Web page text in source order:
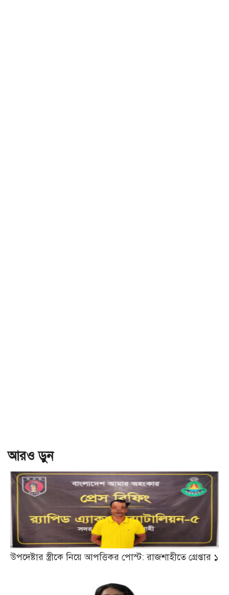
আরও ড়ুন
উপদেষ্টার স্ত্রীকে নিয়ে আপত্তিকর পোস্ট: রাজশাহীতে গ্রেপ্তার ১